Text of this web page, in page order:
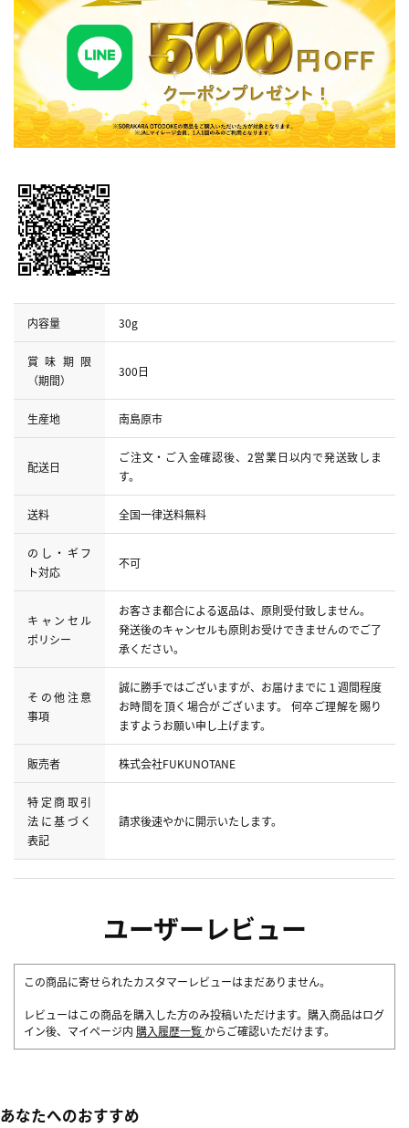
内容量 30g
賞味期限
（期間）
300日
生産地 南島原市
配送日
ご注文・ご入金確認後、2営業日以内で発送致しま
す。
送料 全国一律送料無料
のし・ギフ
ト対応
不可
キャンセル
ポリシー
お客さま都合による返品は、原則受付致しません。
発送後のキャンセルも原則お受けできませんのでご了
承ください。
その他注意
事項
誠に勝手ではございますが、お届けまでに１週間程度
お時間を頂く場合がございます。 何卒ご理解を賜り
ますようお願い申し上げます。
販売者 株式会社FUKUNOTANE
特定商取引
法に基づく
表記
請求後速やかに開示いたします。
ユーザーレビュー
この商品に寄せられたカスタマーレビューはまだありません。
レビューはこの商品を購入した方のみ投稿いただけます。購入商品はログ
イン後、マイページ内 購入履歴一覧 からご確認いただけます。
あなたへのおすすめ